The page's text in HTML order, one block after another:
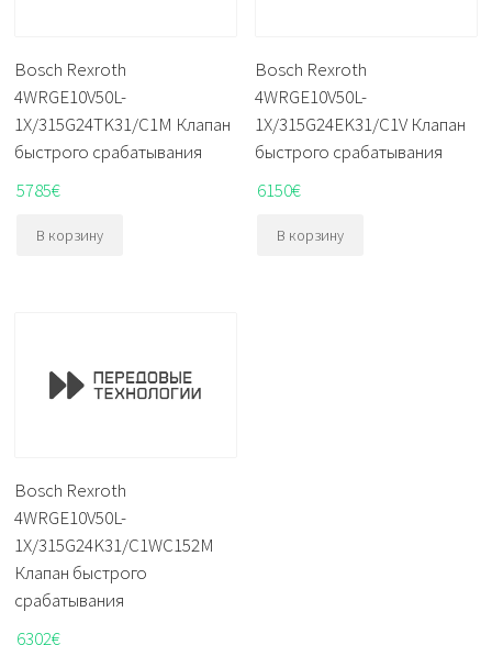
Bosch Rexroth
4WRGE10V50L-
1X/315G24TK31/C1M Клапан
быстрого срабатывания
5785€
В корзину
Bosch Rexroth
4WRGE10V50L-
1X/315G24EK31/C1V Клапан
быстрого срабатывания
6150€
В корзину
Bosch Rexroth
4WRGE10V50L-
1X/315G24K31/C1WC152M
Клапан быстрого
срабатывания
6302€